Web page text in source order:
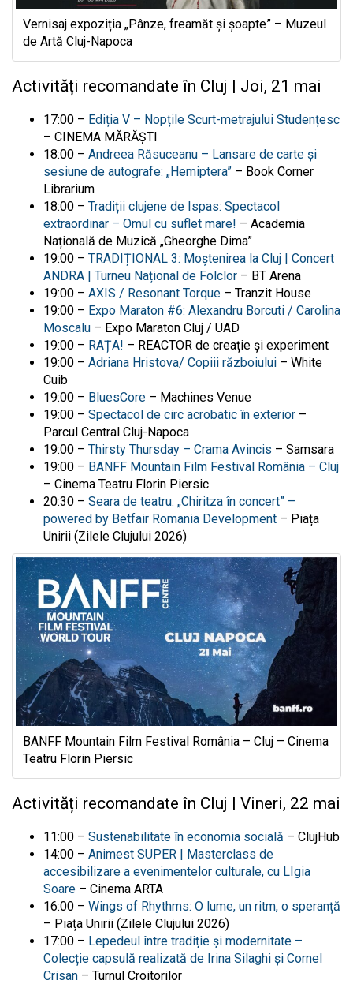
Vernisaj expoziția „Pânze, freamăt și șoapte” – Muzeul
de Artă Cluj-Napoca
Activități recomandate în Cluj | Joi, 21 mai
17:00 – Ediția V – Nopțile Scurt-metrajului Studențesc
– CINEMA MĂRĂŞTI
18:00 – Andreea Răsuceanu – Lansare de carte și
sesiune de autografe: „Hemiptera” – Book Corner
Librarium
18:00 – Tradiții clujene de Ispas: Spectacol
extraordinar – Omul cu suflet mare! – Academia
Națională de Muzică „Gheorghe Dima”
19:00 – TRADIȚIONAL 3: Moștenirea la Cluj | Concert
ANDRA | Turneu Național de Folclor – BT Arena
19:00 – AXIS / Resonant Torque – Tranzit House
19:00 – Expo Maraton #6: Alexandru Borcuti / Carolina
Moscalu – Expo Maraton Cluj / UAD
19:00 – RAȚA! – REACTOR de creație și experiment
19:00 – Adriana Hristova/ Copiii războiului – White
Cuib
19:00 – BluesCore – Machines Venue
19:00 – Spectacol de circ acrobatic în exterior –
Parcul Central Cluj-Napoca
19:00 – Thirsty Thursday – Crama Avincis – Samsara
19:00 – BANFF Mountain Film Festival România – Cluj
– Cinema Teatru Florin Piersic
20:30 – Seara de teatru: „Chiritza în concert” –
powered by Betfair Romania Development – Piața
Unirii (Zilele Clujului 2026)
BANFF Mountain Film Festival România – Cluj – Cinema
Teatru Florin Piersic
Activități recomandate în Cluj | Vineri, 22 mai
11:00 – Sustenabilitate în economia socială – ClujHub
14:00 – Animest SUPER | Masterclass de
accesibilizare a evenimentelor culturale, cu LIgia
Soare – Cinema ARTA
16:00 – Wings of Rhythms: O lume, un ritm, o speranță
– Piața Unirii (Zilele Clujului 2026)
17:00 – Lepedeul între tradiție și modernitate –
Colecție capsulă realizată de Irina Silaghi și Cornel
Crisan – Turnul Croitorilor